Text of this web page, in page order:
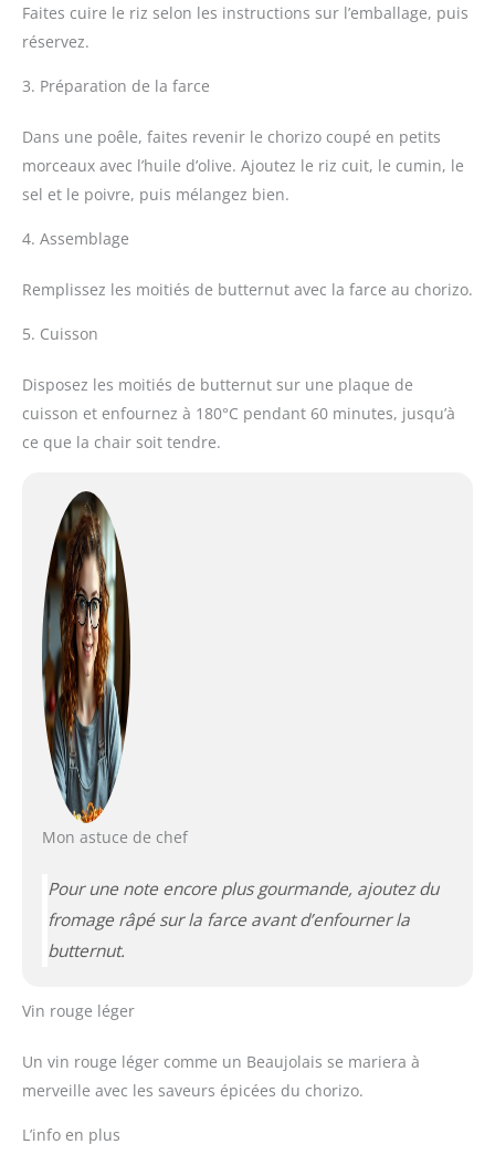
Faites cuire le riz selon les instructions sur l’emballage, puis
réservez.
3. Préparation de la farce
Dans une poêle, faites revenir le chorizo coupé en petits
morceaux avec l’huile d’olive. Ajoutez le riz cuit, le cumin, le
sel et le poivre, puis mélangez bien.
4. Assemblage
Remplissez les moitiés de butternut avec la farce au chorizo.
5. Cuisson
Disposez les moitiés de butternut sur une plaque de
cuisson et enfournez à 180°C pendant 60 minutes, jusqu’à
ce que la chair soit tendre.
Mon astuce de chef
Pour une note encore plus gourmande, ajoutez du
fromage râpé sur la farce avant d’enfourner la
butternut.
Vin rouge léger
Un vin rouge léger comme un Beaujolais se mariera à
merveille avec les saveurs épicées du chorizo.
L’info en plus